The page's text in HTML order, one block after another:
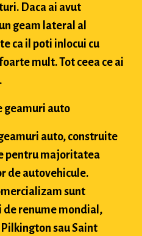
Daca ai avut
geam lateral al
ca il poti inlocui cu
mult. Tot ceea ce ai
geamuri auto
auto, construite
pentru majoritatea
de autovehicule.
sunt
de renume mondial,
sau Saint